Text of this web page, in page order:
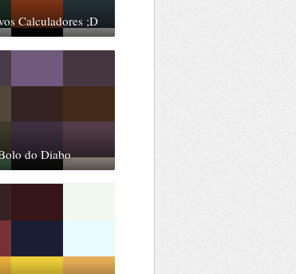
Calculadores ;D
do Diabo